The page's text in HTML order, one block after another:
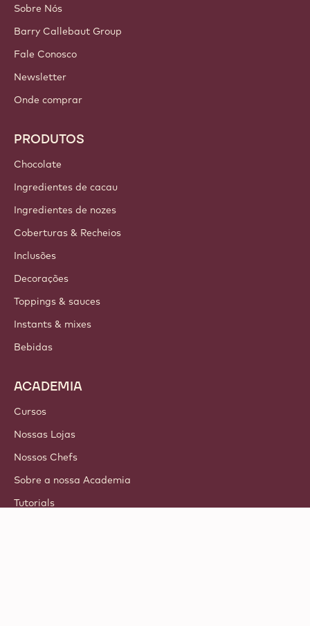
Sobre Nós
Barry Callebaut Group
Fale Conosco
Newsletter
Onde comprar
PRODUTOS
Chocolate
Ingredientes de cacau
Ingredientes de nozes
Coberturas & Recheios
Inclusões
Decorações
Toppings & sauces
Instants & mixes
Bebidas
ACADEMIA
Cursos
Nossas Lojas
Nossos Chefs
Sobre a nossa Academia
Tutorials